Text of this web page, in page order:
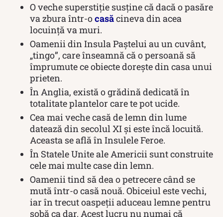
O veche superstiție susține că dacă o pasăre
va zbura într-ocasăcineva din acea
locuință va muri.
Oamenii din Insula Paștelui au un cuvânt,
„tingo”, care înseamnă că o persoană să
împrumute ce obiecte dorește din casa unui
prieten.
În Anglia, există o grădină dedicată în
totalitate plantelor care te pot ucide.
Cea mai veche casă de lemn din lume
datează din secolul XI și este încă locuită.
Aceasta se află în Insulele Feroe.
În Statele Unite ale Americii sunt construite
cele mai multe case din lemn.
Oamenii tind să dea o petrecere când se
mută într-o casă nouă. Obiceiul este vechi,
iar în trecut oaspeții aduceau lemne pentru
sobă ca dar. Acest lucru nu numai că